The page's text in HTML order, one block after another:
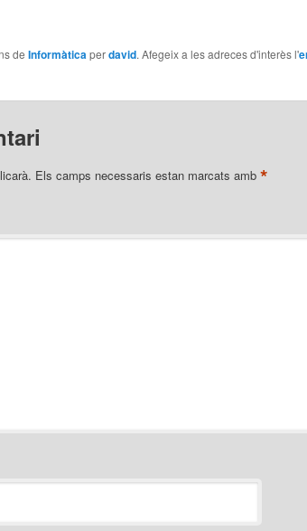
de Informàtica perdavid. Afegeix a les adreces d'interès l'
Els camps necessaris estan marcats amb *